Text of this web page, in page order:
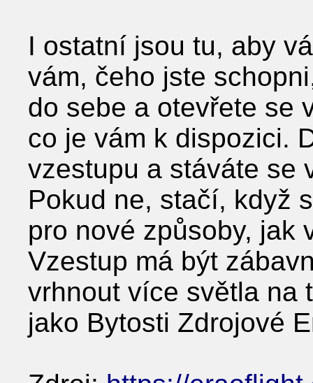
I ostatní jsou tu, aby
vám, čeho jste
do sebe a otevřete se
co je vám k dispozici.
vzestupu a stáváte se
Pokud ne, stačí, když
pro nové způsoby, jak
Vzestup má být
vrhnout více světla na
jako Bytosti Zdrojové